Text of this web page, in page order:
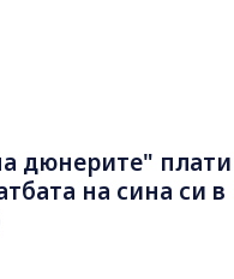
дюнерите" плати
на сина си в